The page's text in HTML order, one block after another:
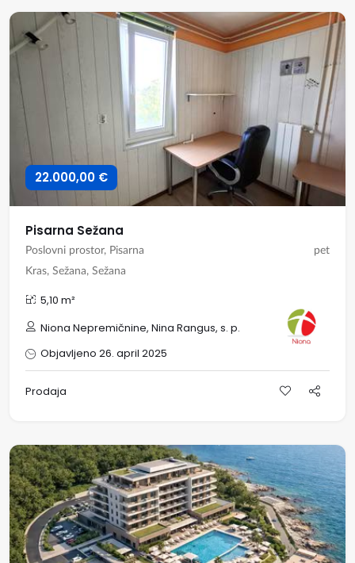
22.000,00 €
Pisarna Sežana
Poslovni prostor, Pisarna
pet
Kras, Sežana, Sežana
5,10 m²
Niona Nepremičnine, Nina Rangus, s. p.
Objavljeno 26. april 2025
Prodaja